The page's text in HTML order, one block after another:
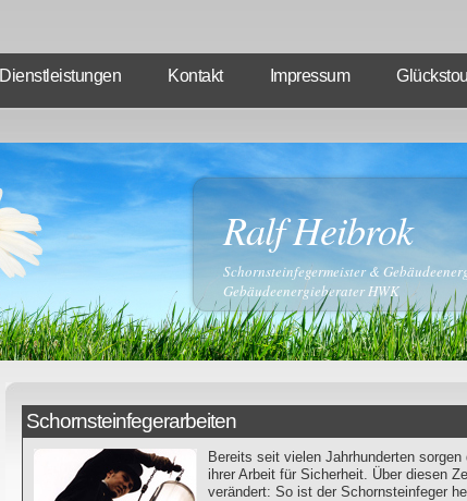
Dienstleistungen Kontakt Impressum
Ralf Heibrok
Schornsteinfegermeister &
Gebäudeenergieberater HWK
Schornsteinfegerarbeiten
Bereits seit vielen Jahrhunderten
ihrer Arbeit für Sicherheit. Über diesen
verändert: So ist der Schornsteinfeger